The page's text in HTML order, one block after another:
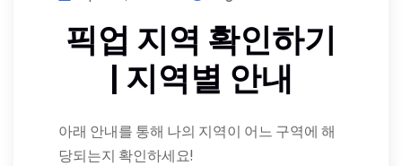
픽업 지역 확인하기
| 지역별 안내
아래 안내를 통해 나의 지역이 어느 구역에 해
당되는지 확인하세요!